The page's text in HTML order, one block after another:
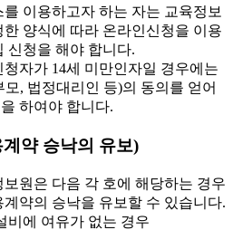
이용하고자 하는 자는 교육정보
한 양식에 따라 온라인신청을 이용
신청을 해야 합니다.
자가 14세 미만인자일 경우에는
모, 법정대리인 등)의 동의를 얻어
하여야 합니다.
약 승낙의 유보)
원은 다음 각 호에 해당하는 경우
계약의 승낙을 유보할 수 있습니다.
비에 여유가 없는 경우